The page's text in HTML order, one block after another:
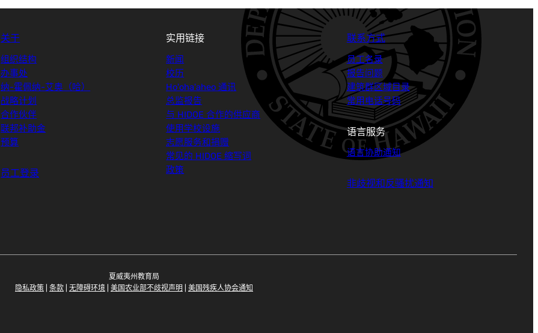
关于
组织结构
办事处
纳-霍佩纳-艾奥（哈）
战略计划
合作伙伴
联邦补助金
预算
员工登录
实用链接
新闻
校历
Ho'oha'aheo 通讯
总监报告
与 HIDOE 合作的供应商
使用学校设施
志愿服务和捐赠
常见的 HIDOE 缩写词
政策
联系方式
员工名录
报告问题
建筑群区域目录
常用电话号码
语言服务
语言协助通知
非歧视和反骚扰通知
夏威夷州教育局
隐私政策
条款 无障碍环境 美国农业部不歧视声明 美国残疾人协会通知